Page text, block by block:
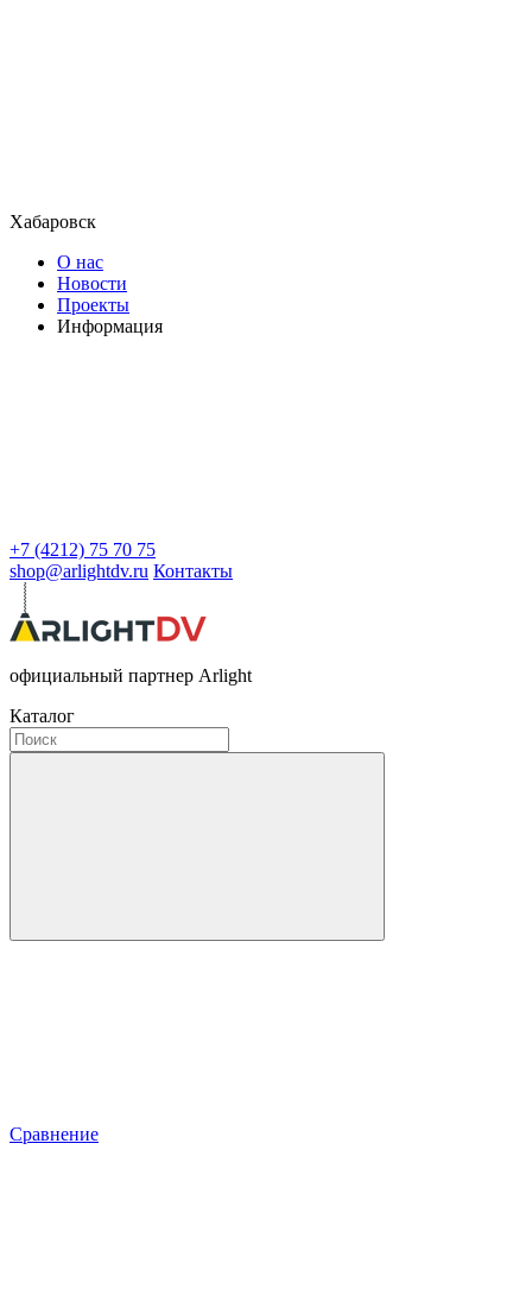
Хабаровск
О нас
Новости
Проекты
Информация
+7 (4212) 75 70 75
shop@arlightdv.ru Контакты
официальный партнер Arlight
Каталог
Сравнение